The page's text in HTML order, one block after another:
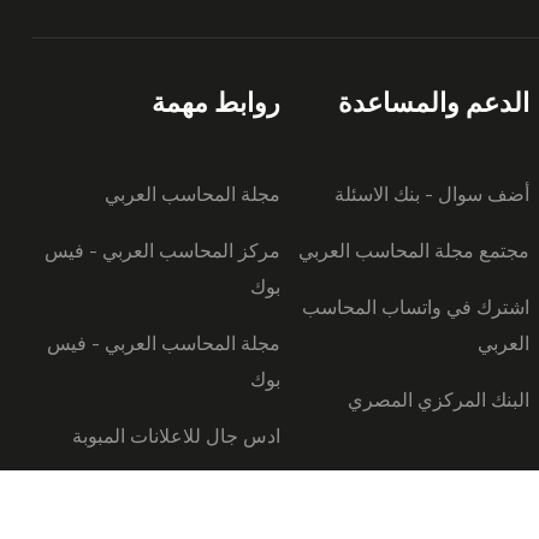
الدعم والمساعدة
أضف سوال - بنك الاسئلة
مجتمع مجلة المحاسب العربي
اشترك في واتساب المحاسب
العربي
البنك المركزي المصري
روابط مهمة
مجلة المحاسب العربي
مركز المحاسب العربي - فيس
بوك
مجلة المحاسب العربي - فيس
بوك
ادس جال للاعلانات المبوبة